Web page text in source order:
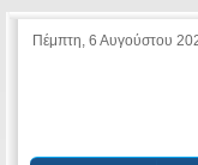
Πέμπτη, 6 Αυγούστου